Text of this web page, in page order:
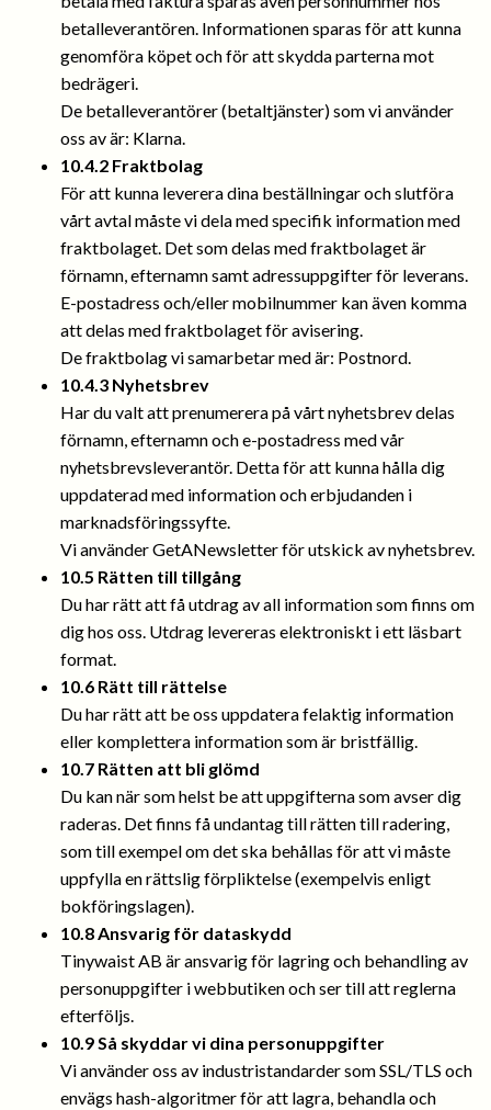
betalleverantören. Informationen sparas för att kunna
genomföra köpet och för att skydda parterna mot
bedrägeri.
De betalleverantörer (betaltjänster) som vi använder
oss av är: Klarna.
10.4.2 Fraktbolag
För att kunna leverera dina beställningar och slutföra
vårt avtal måste vi dela med specifik information med
fraktbolaget. Det som delas med fraktbolaget är
förnamn, efternamn samt adressuppgifter för leverans.
E-postadress och/eller mobilnummer kan även komma
att delas med fraktbolaget för avisering.
De fraktbolag vi samarbetar med är: Postnord.
10.4.3 Nyhetsbrev
Har du valt att prenumerera på vårt nyhetsbrev delas
förnamn, efternamn och e-postadress med vår
nyhetsbrevsleverantör. Detta för att kunna hålla dig
uppdaterad med information och erbjudanden i
marknadsföringssyfte.
Vi använder GetANewsletter för utskick av nyhetsbrev.
10.5 Rätten till tillgång
Du har rätt att få utdrag av all information som finns om
dig hos oss. Utdrag levereras elektroniskt i ett läsbart
format.
10.6 Rätt till rättelse
Du har rätt att be oss uppdatera felaktig information
eller komplettera information som är bristfällig.
10.7 Rätten att bli glömd
Du kan när som helst be att uppgifterna som avser dig
raderas. Det finns få undantag till rätten till radering,
som till exempel om det ska behållas för att vi måste
uppfylla en rättslig förpliktelse (exempelvis enligt
bokföringslagen).
10.8 Ansvarig för dataskydd
Tinywaist AB är ansvarig för lagring och behandling av
personuppgifter i webbutiken och ser till att reglerna
efterföljs.
10.9 Så skyddar vi dina personuppgifter
Vi använder oss av industristandarder som SSL/TLS och
envägs hash-algoritmer för att lagra, behandla och